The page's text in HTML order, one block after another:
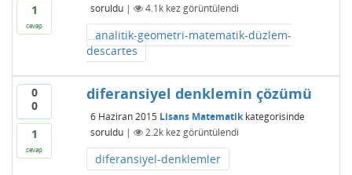
1
cevap
soruldu | 4.1kkez görüntülendi
analitik-geometri-matematik-düzlem-
descartes
0
0
1
cevap
diferansiyel denklemin çözümü
6 Haziran 2015 Lisans Matematikkategorisinde
soruldu | 2.2kkez görüntülendi
diferansiyel-denklemler